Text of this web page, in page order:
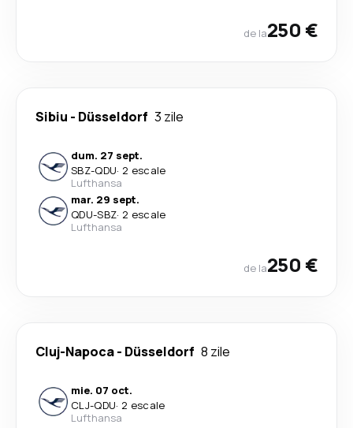
de la250 €
Sibiu - Düsseldorf 3 zile
dum. 27 sept.
SBZ-QDU· 2 escale
Lufthansa
mar. 29 sept.
QDU-SBZ· 2 escale
Lufthansa
de la250 €
Cluj-Napoca- Düsseldorf 8 zile
mie. 07 oct.
CLJ-QDU· 2 escale
Lufthansa